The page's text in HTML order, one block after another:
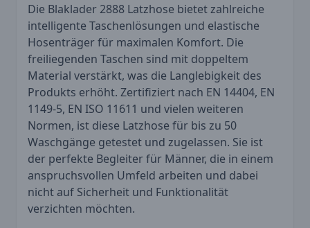
Die Blaklader 2888 Latzhose bietet zahlreiche
intelligente Taschenlösungen und elastische
Hosenträger für maximalen Komfort. Die
freiliegenden Taschen sind mit doppeltem
Material verstärkt, was die Langlebigkeit des
Produkts erhöht. Zertifiziert nach EN 14404, EN
1149-5, EN ISO 11611 und vielen weiteren
Normen, ist diese Latzhose für bis zu 50
Waschgänge getestet und zugelassen. Sie ist
der perfekte Begleiter für Männer, die in einem
anspruchsvollen Umfeld arbeiten und dabei
nicht auf Sicherheit und Funktionalität
verzichten möchten.